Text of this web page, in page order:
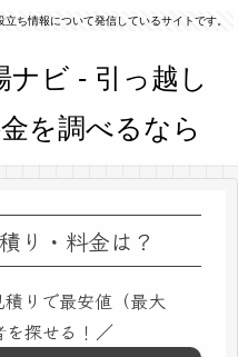
ち情報について発信しているサイトです。
り・料金は？
りで最安値（最大
を探せる！／